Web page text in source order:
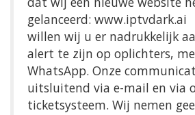
gelanceerd:
willen wij u er nadrukkelijk
alert te zijn op oplichters,
WhatsApp. Onze
uitsluitend via e-mail en via
ticketsysteem. Wij nemen